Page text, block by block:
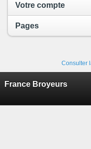
Votre compte
Pages
Consulter
France Broyeurs